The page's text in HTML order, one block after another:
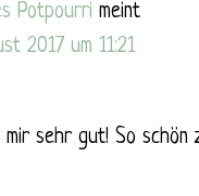
Potpourri meint
2017 um 11:21
mir sehr gut! So schön